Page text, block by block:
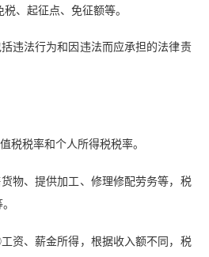
、起征点、免征额等‌。
违法行为和因违法而应承担的法律责
税税率和个人所得税税率‌。
物、提供加工、修理修配劳务等，税
资、薪金所得，根据收入额不同，税